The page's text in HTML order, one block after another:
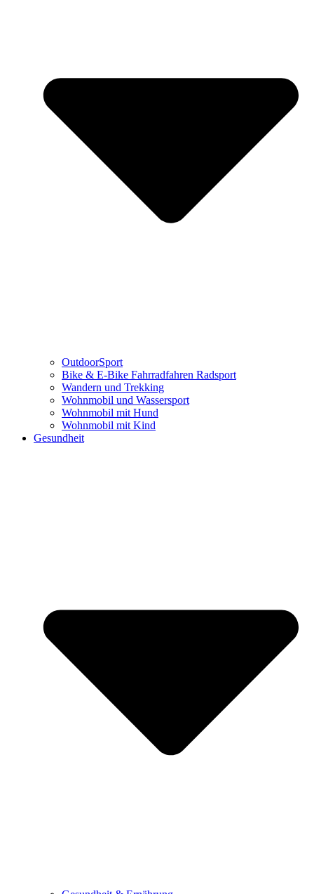
OutdoorSport
Bike & E-Bike Fahrradfahren Radsport
Wandern und Trekking
Wohnmobil und Wassersport
Wohnmobil mit Hund
Wohnmobil mit Kind
Gesundheit